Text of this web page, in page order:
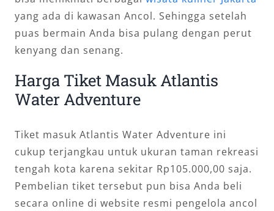
yang ada di kawasan Ancol. Sehingga setelah
puas bermain Anda bisa pulang dengan perut
kenyang dan senang.
Harga Tiket Masuk Atlantis
Water Adventure
Tiket masuk Atlantis Water Adventure ini
cukup terjangkau untuk ukuran taman rekreasi
tengah kota karena sekitar Rp105.000,00 saja.
Pembelian tiket tersebut pun bisa Anda beli
secara online di website resmi pengelola ancol